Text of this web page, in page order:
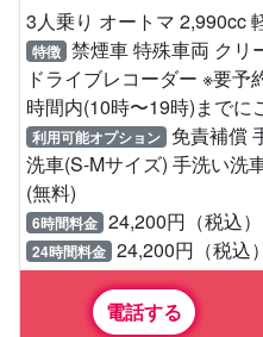
3人乗り オートマ 2,990cc
特徴 禁煙車 特殊車両 クリ
ドライブレコーダー ※要
時間内(10時〜19時)までに
利用可能オプション 免責補償
洗車(S-Mサイズ) 手洗い洗
(無料)
6時間料金 24,200円（税込）
24時間料金 24,200円（税込）
電話する